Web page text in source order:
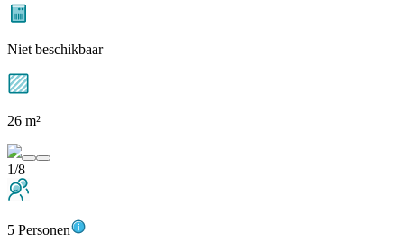
Niet beschikbaar
26 m²
1/8
5 Personen